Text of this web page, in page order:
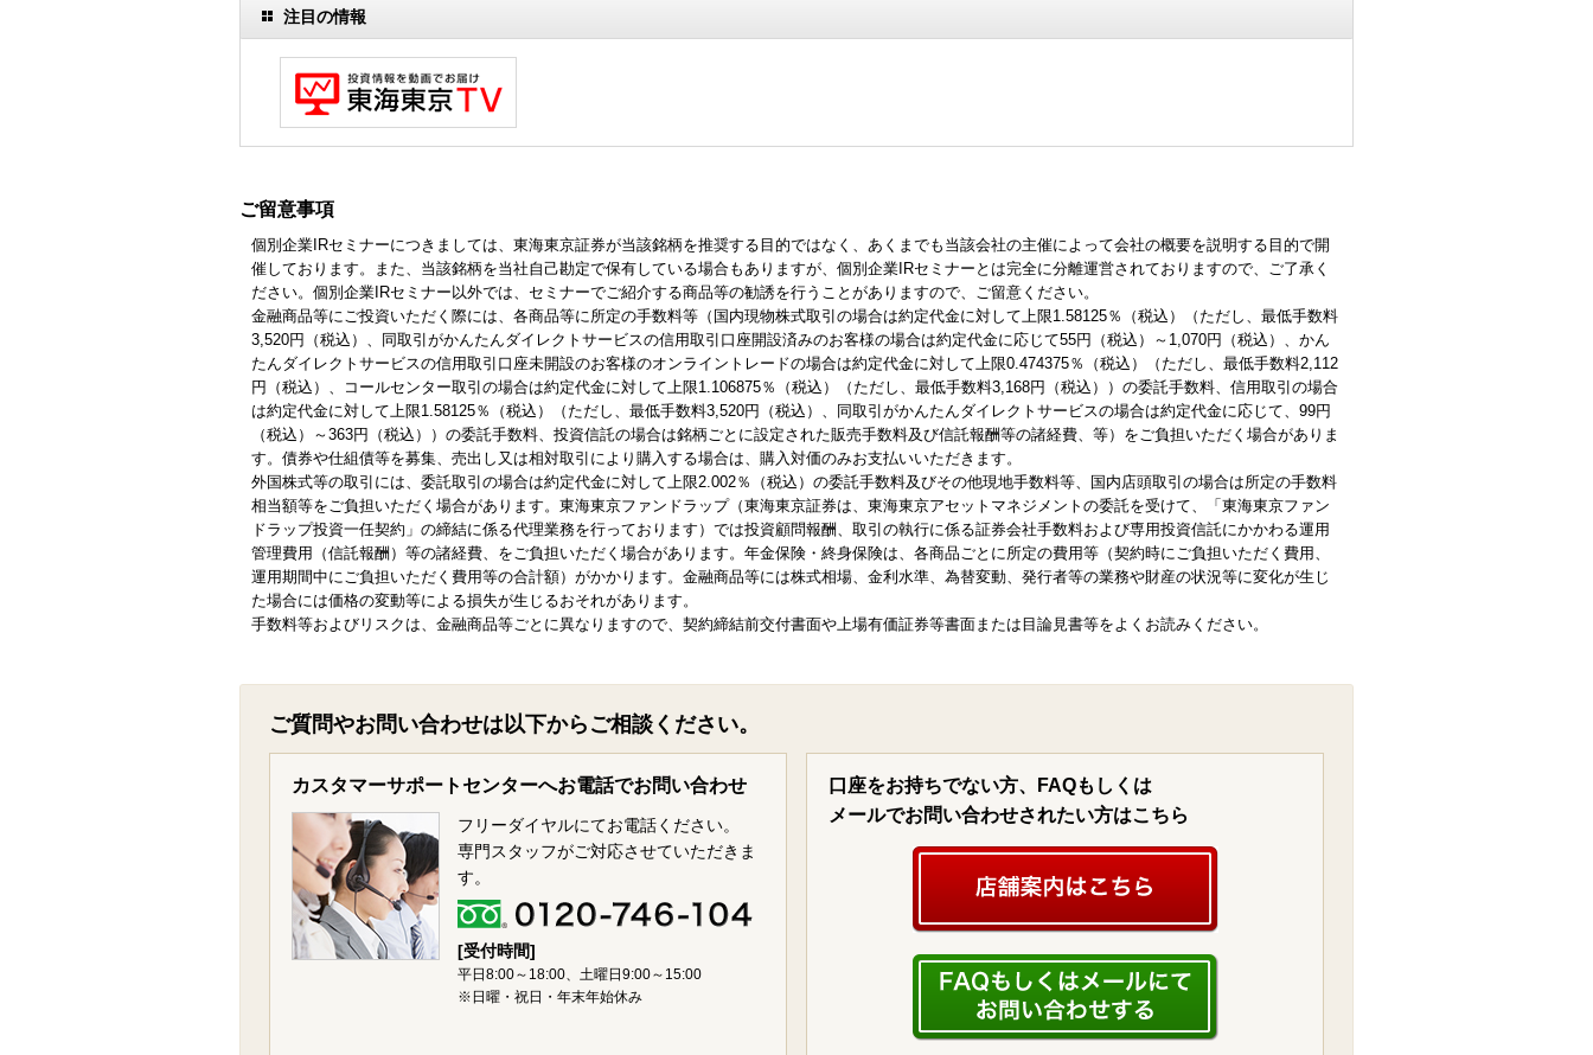
注目の情報
ご留意事項
個別企業IRセミナーにつきましては、東海東京証券が当該銘柄を推奨する目的ではなく、あくまでも当該会社の主催によって会社の概要を説明する目的で開
催しております。また、当該銘柄を当社自己勘定で保有している場合もありますが、個別企業IRセミナーとは完全に分離運営されておりますので、ご了承く
ださい。個別企業IRセミナー以外では、セミナーでご紹介する商品等の勧誘を行うことがありますので、ご留意ください。
金融商品等にご投資いただく際には、各商品等に所定の手数料等（国内現物株式取引の場合は約定代金に対して上限1.58125％（税込）（ただし、最低手数料
3,520円（税込）、同取引がかんたんダイレクトサービスの信用取引口座開設済みのお客様の場合は約定代金に応じて55円（税込）～1,070円（税込）、かん
たんダイレクトサービスの信用取引口座未開設のお客様のオンライントレードの場合は約定代金に対して上限0.474375％（税込）（ただし、最低手数料2,112
円（税込）、コールセンター取引の場合は約定代金に対して上限1.106875％（税込）（ただし、最低手数料3,168円（税込））の委託手数料、信用取引の場合
は約定代金に対して上限1.58125％（税込）（ただし、最低手数料3,520円（税込）、同取引がかんたんダイレクトサービスの場合は約定代金に応じて、99円
（税込）～363円（税込））の委託手数料、投資信託の場合は銘柄ごとに設定された販売手数料及び信託報酬等の諸経費、等）をご負担いただく場合がありま
す。債券や仕組債等を募集、売出し又は相対取引により購入する場合は、購入対価のみお支払いいただきます。
外国株式等の取引には、委託取引の場合は約定代金に対して上限2.002％（税込）の委託手数料及びその他現地手数料等、国内店頭取引の場合は所定の手数料
相当額等をご負担いただく場合があります。東海東京ファンドラップ（東海東京証券は、東海東京アセットマネジメントの委託を受けて、「東海東京ファン
ドラップ投資一任契約」の締結に係る代理業務を行っております）では投資顧問報酬、取引の執行に係る証券会社手数料および専用投資信託にかかわる運用
管理費用（信託報酬）等の諸経費、をご負担いただく場合があります。年金保険・終身保険は、各商品ごとに所定の費用等（契約時にご負担いただく費用、
運用期間中にご負担いただく費用等の合計額）がかかります。金融商品等には株式相場、金利水準、為替変動、発行者等の業務や財産の状況等に変化が生じ
た場合には価格の変動等による損失が生じるおそれがあります。
手数料等およびリスクは、金融商品等ごとに異なりますので、契約締結前交付書面や上場有価証券等書面または目論見書等をよくお読みください。
ご質問やお問い合わせは以下からご相談ください。
カスタマーサポートセンターへお電話でお問い合わせ
フリーダイヤルにてお電話ください。
専門スタッフがご対応させていただきま
す。
[受付時間]
平日8:00～18:00、土曜日9:00～15:00
※日曜・祝日・年末年始休み
口座をお持ちでない方、FAQもしくは
メールでお問い合わせされたい方はこちら